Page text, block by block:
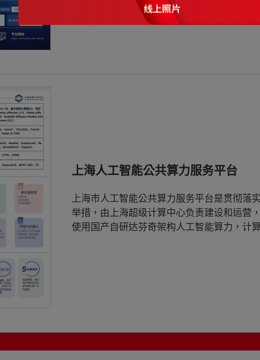
上海人工智能公共算力服务平台
上海市人工智能公共算力服务平台是贯彻落
举措，由上海超级计算中心负责建设和运营
使用国产自研达芬奇架构人工智能算力，计